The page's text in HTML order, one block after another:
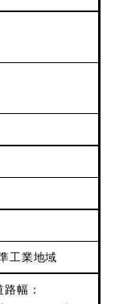
工業地域
幅：